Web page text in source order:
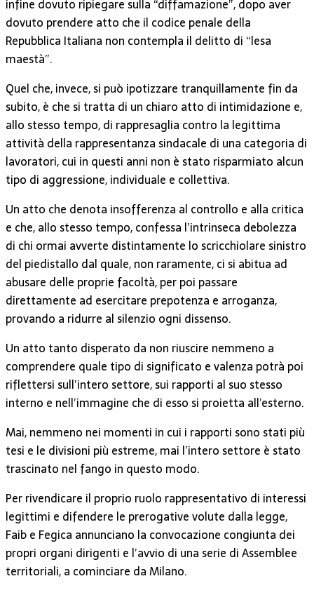
infine dovuto ripiegare sulla “diffamazione”, dopo aver
dovuto prendere atto che il codice penale della
Repubblica Italiana non contempla il delitto di “lesa
maestà”.
Quel che, invece, si può ipotizzare tranquillamente fin da
subito, è che si tratta di un chiaro atto di intimidazione e,
allo stesso tempo, di rappresaglia contro la legittima
attività della rappresentanza sindacale di una categoria di
lavoratori, cui in questi anni non è stato risparmiato alcun
tipo di aggressione, individuale e collettiva.
Un atto che denota insofferenza al controllo e alla critica
e che, allo stesso tempo, confessa l’intrinseca debolezza
di chi ormai avverte distintamente lo scricchiolare sinistro
del piedistallo dal quale, non raramente, ci si abitua ad
abusare delle proprie facoltà, per poi passare
direttamente ad esercitare prepotenza e arroganza,
provando a ridurre al silenzio ogni dissenso.
Un atto tanto disperato da non riuscire nemmeno a
comprendere quale tipo di significato e valenza potrà poi
riflettersi sull’intero settore, sui rapporti al suo stesso
interno e nell’immagine che di esso si proietta all’esterno.
Mai, nemmeno nei momenti in cui i rapporti sono stati più
tesi e le divisioni più estreme, mai l’intero settore è stato
trascinato nel fango in questo modo.
Per rivendicare il proprio ruolo rappresentativo di interessi
legittimi e difendere le prerogative volute dalla legge,
Faib e Fegica annunciano la convocazione congiunta dei
propri organi dirigenti e l’avvio di una serie di Assemblee
territoriali, a cominciare da Milano.